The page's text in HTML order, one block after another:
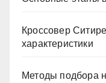
Кроссовер
характеристики
Методы подбора